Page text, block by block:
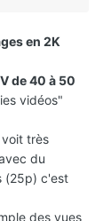
en 2K
de 40 à 50
vidéos"
très
du
(25p) c'est
des vues